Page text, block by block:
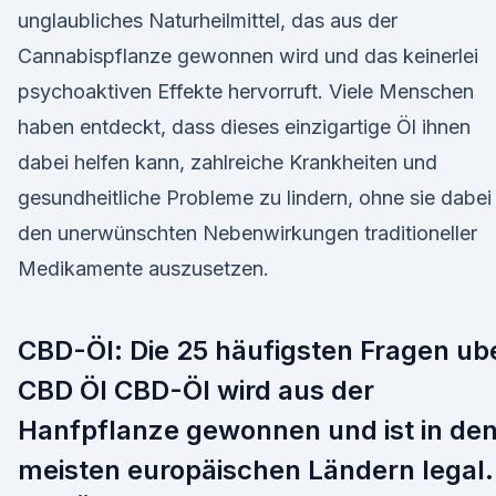
unglaubliches Naturheilmittel, das aus der
Cannabispflanze gewonnen wird und das keinerlei
psychoaktiven Effekte hervorruft. Viele Menschen
haben entdeckt, dass dieses einzigartige Öl ihnen
dabei helfen kann, zahlreiche Krankheiten und
gesundheitliche Probleme zu lindern, ohne sie dabei
den unerwünschten Nebenwirkungen traditioneller
Medikamente auszusetzen.
CBD-Öl: Die 25 häufigsten Fragen
CBD Öl CBD-Öl wird aus der
Hanfpflanze gewonnen und ist in
meisten europäischen Ländern legal.